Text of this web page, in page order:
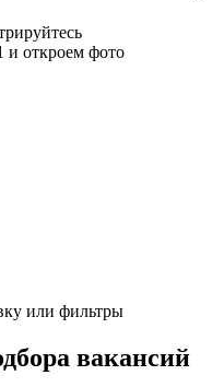
и откроем фото
или фильтры
вакансий